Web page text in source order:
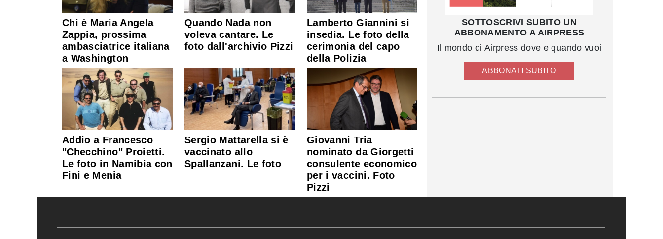
Chi è Maria Angela
Zappia, prossima
ambasciatrice italiana
a Washington
Quando Nada non
voleva cantare. Le
foto dall'archivio Pizzi
Lamberto Giannini si
insedia. Le foto della
cerimonia del capo
della Polizia
Addio a Francesco
"Checchino" Proietti.
Le foto in Namibia con
Fini e Menia
Sergio Mattarella si è
vaccinato allo
Spallanzani. Le foto
Giovanni Tria
nominato da Giorgetti
consulente economico
per i vaccini. Foto
Pizzi
SOTTOSCRIVI SUBITO UN
ABBONAMENTO A AIRPRESS
Il mondo di Airpress dove e quando vuoi
ABBONATI SUBITO